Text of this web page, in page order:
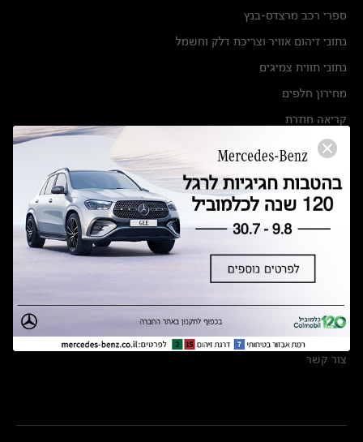
ספרי רכב מרצדס-בנץ
נתוני זיהום אוויר וצריכת דלק וחשמל
נתוני תווית צמיגים
מחירון חלפים
קריאה חוזרת
הודעה על הטבות לרכבי מרצדס בהסדר פשרה בתצ 56447-02-19
תקנון ימי מכירות 120 לכלמוביל
מצאו אותנו
אולמות תצוגה
מרכזי שירות
צור קשר